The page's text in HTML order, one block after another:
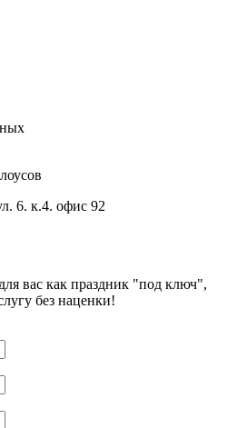
6. к.4. офис 92
вас как праздник "под ключ",
без наценки!